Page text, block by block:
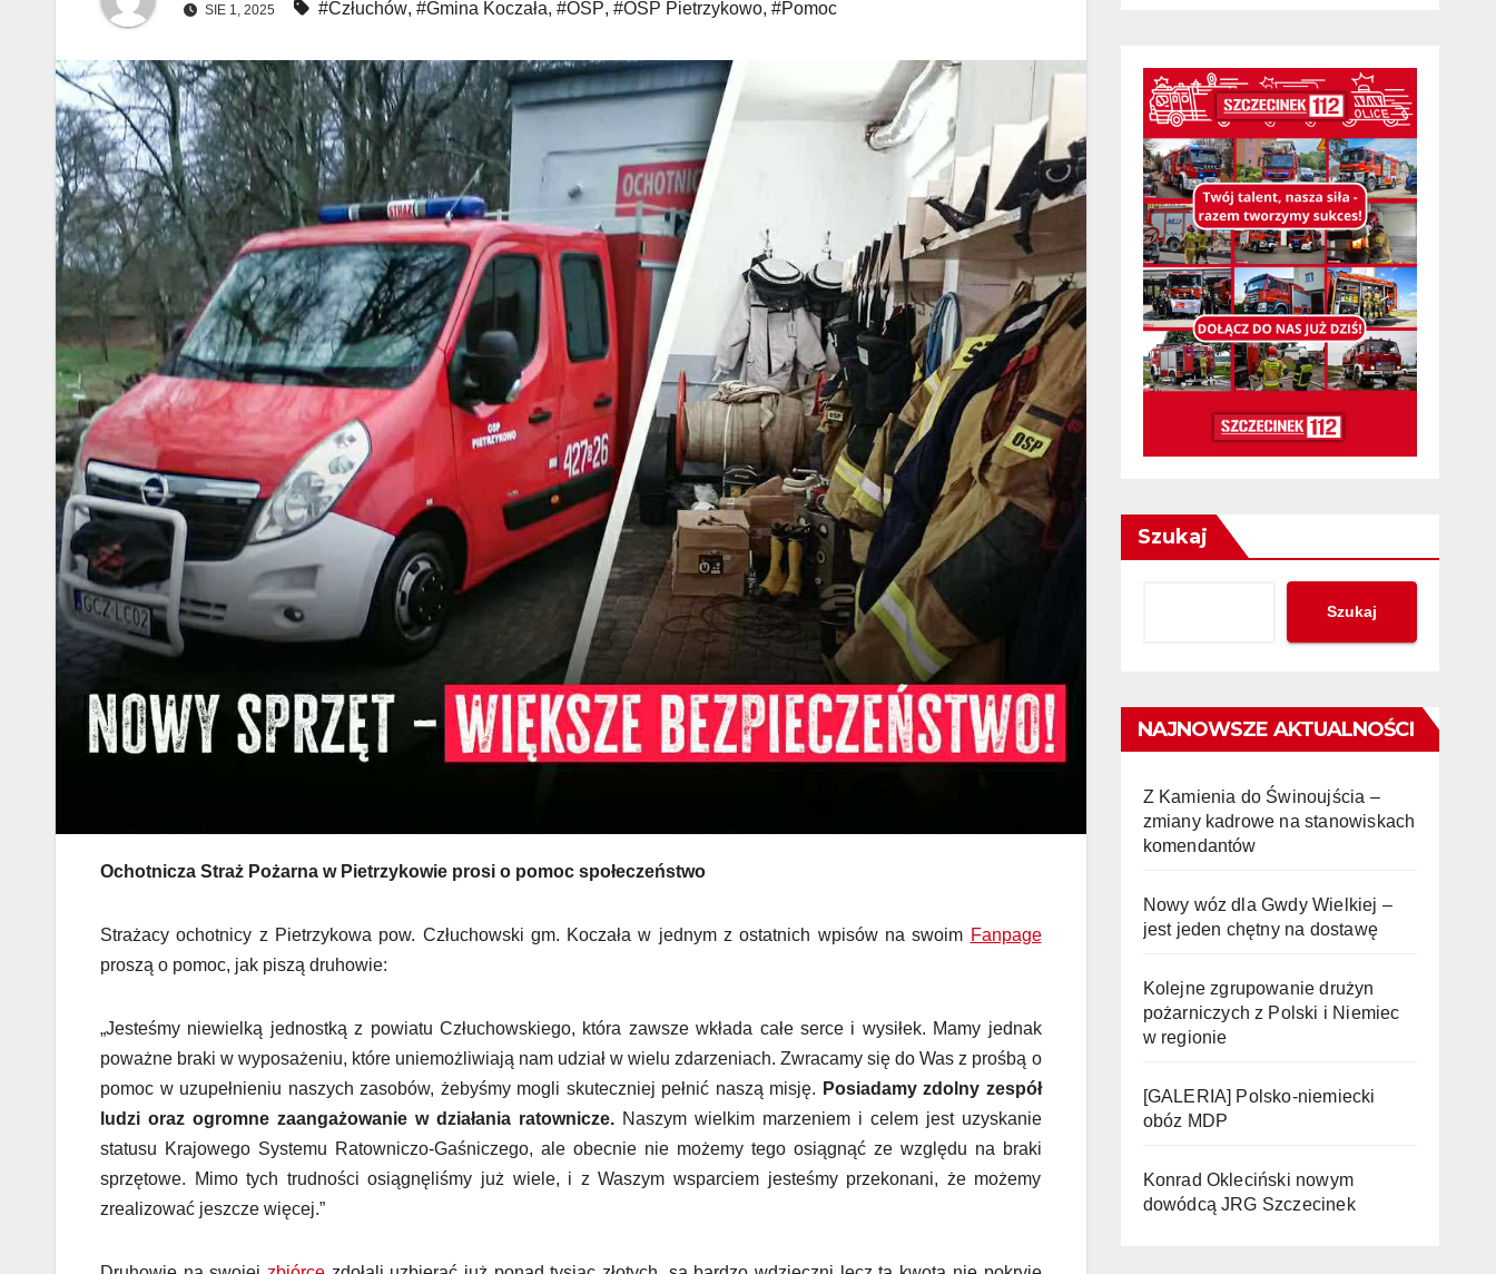
SIE 1, 2025 #Człuchów, #Gmina Koczała, #OSP, #OSP Pietrzykowo, #Pomoc
Ochotnicza Straż Pożarna w Pietrzykowie prosi o pomoc społeczeństwo
Strażacy ochotnicy z Pietrzykowa pow. Człuchowski gm. Koczała w jednym z ostatnich wpisów na swoim Fanpage
proszą o pomoc, jak piszą druhowie:
„Jesteśmy niewielką jednostką z powiatu Człuchowskiego, która zawsze wkłada całe serce i wysiłek. Mamy jednak
poważne braki w wyposażeniu, które uniemożliwiają nam udział w wielu zdarzeniach. Zwracamy się do Was z prośbą o
pomoc w uzupełnieniu naszych zasobów, żebyśmy mogli skuteczniej pełnić naszą misję. Posiadamy zdolny zespół
ludzi oraz ogromne zaangażowanie w działania ratownicze.Naszym wielkim marzeniem i celem jest uzyskanie
statusu Krajowego Systemu Ratowniczo-Gaśniczego, ale obecnie nie możemy tego osiągnąć ze względu na braki
sprzętowe. Mimo tych trudności osiągnęliśmy już wiele, i z Waszym wsparciem jesteśmy przekonani, że możemy
zrealizować jeszcze więcej.”
Szukaj
Szukaj
NAJNOWSZE AKTUALNOŚCI
Z Kamienia do Świnoujścia –
zmiany kadrowe na stanowiskach
komendantów
Nowy wóz dla Gwdy Wielkiej –
jest jeden chętny na dostawę
Kolejne zgrupowanie drużyn
pożarniczych z Polski i Niemiec
w regionie
[GALERIA] Polsko-niemiecki
obóz MDP
Konrad Okleciński nowym
dowódcą JRG Szczecinek